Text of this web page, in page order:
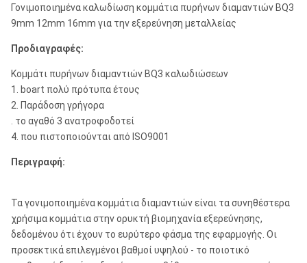
ταχύτητα,
υψηλή
πυρήνων
Ύψος κορωνών:
9mm,
12mm, και
Πιστοποίηση:
Γονιμοποιημένα καλωδίωση κομμάτια πυρήνων διαμαντιών BQ3
9mm 12mm 16mm για την εξερεύνηση μεταλλείας
Προδιαγραφές:
Κομμάτι πυρήνων διαμαντιών BQ3 καλωδιώσεων
1. boart πολύ πρότυπα έτους
2. Παράδοση γρήγορα
. το αγαθό 3 ανατροφοδοτεί
4. που πιστοποιούνται από ISO9001
Περιγραφή:
Τα γονιμοποιημένα κομμάτια διαμαντιών είναι τα συνηθέστερα
χρήσιμα κομμάτια στην ορυκτή βιομηχανία εξερεύνησης,
δεδομένου ότι έχουν το ευρύτερο φάσμα της εφαρμογής. Οι
προσεκτικά επιλεγμένοι βαθμοί υψηλού - το ποιοτικό